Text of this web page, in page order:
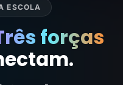
ESCOLA
forças